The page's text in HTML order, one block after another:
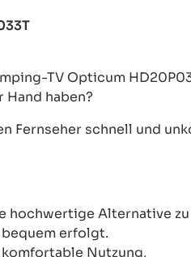
TV Opticum
haben?
Fernseher schnell und
Alternative
erfolgt.
Nutzung,